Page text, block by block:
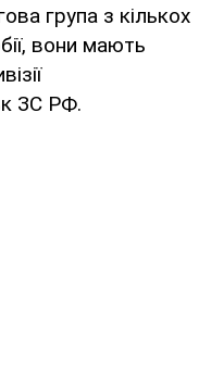
група з кількох
вони мають
ЗС РФ.